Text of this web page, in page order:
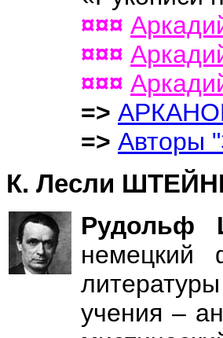
¤¤¤
¤¤¤
¤¤¤
=>
=> Авторы
К. Лесли
Рудольф
немецкий
учения –